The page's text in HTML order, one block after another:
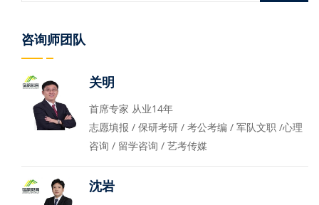
咨询师团队
关明
首席专家 从业14年
志愿填报 / 保研考研 / 考公考编 / 军队文职 /心理
咨询 / 留学咨询 / 艺考传媒
沈岩